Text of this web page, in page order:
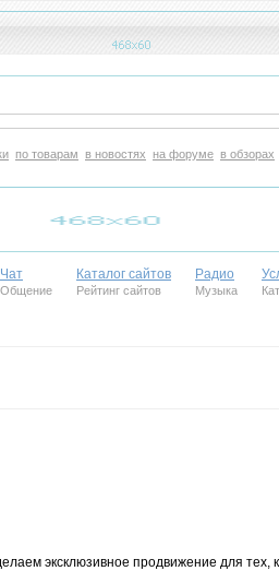
по товарам в новостях на форуме в обзорах
Чат
Общение
Каталог сайтов
Рейтинг сайтов
Радио
Музыка
эксклюзивное продвижение для тех,